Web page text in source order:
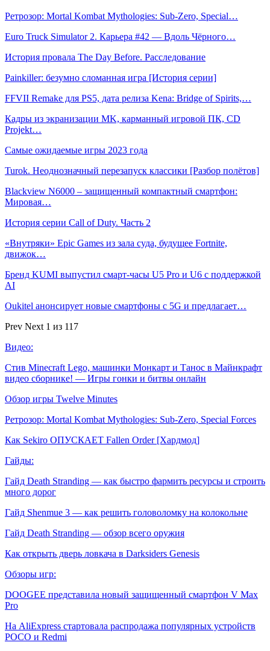
Ретрозор: Mortal Kombat Mythologies: Sub-Zero, Special…
Euro Truck Simulator 2. Карьера #42 — Вдоль Чёрного…
История провала The Day Before. Расследование
Painkiller: безумно сломанная игра [История серии]
FFVII Remake для PS5, дата релиза Kena: Bridge of Spirits,…
Кадры из экранизации MK, карманный игровой ПК, CD
Projekt…
Самые ожидаемые игры 2023 года
Turok. Неоднозначный перезапуск классики [Разбор полётов]
Blackview N6000 – защищенный компактный смартфон:
Мировая…
История серии Call of Duty. Часть 2
«Внутряки» Epic Games из зала суда, будущее Fortnite,
движок…
Бренд KUMI выпустил смарт-часы U5 Pro и U6 с поддержкой
AI
Oukitel анонсирует новые смартфоны с 5G и предлагает…
Prev Next 1 из 117
Видео:
Стив Minecraft Lego, машинки Монкарт и Танос в Майнкрафт
видео сборнике! — Игры гонки и битвы онлайн
Обзор игры Twelve Minutes
Ретрозор: Mortal Kombat Mythologies: Sub-Zero, Special Forces
Как Sekiro ОПУСКАЕТ Fallen Order [Хардмод]
Гайды:
Гайд Death Stranding — как быстро фармить ресурсы и строить
много дорог
Гайд Shenmue 3 — как решить головоломку на колокольне
Гайд Death Stranding — обзор всего оружия
Как открыть дверь ловкача в Darksiders Genesis
Обзоры игр:
DOOGEE представила новый защищенный смартфон V Max
Pro
На AliExpress стартовала распродажа популярных устройств
POCO и Redmi